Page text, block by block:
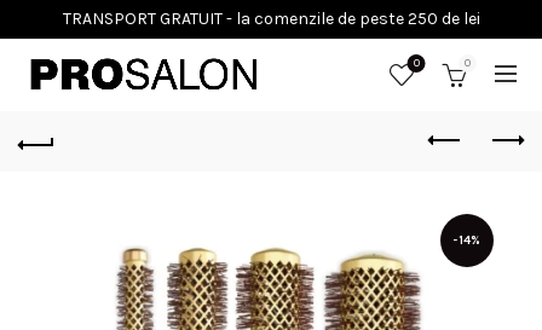
0 0
-14%